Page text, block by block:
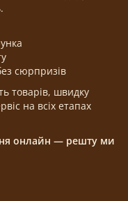
сюрпризів
товарів, швидку
на всіх етапах
онлайн — решту ми